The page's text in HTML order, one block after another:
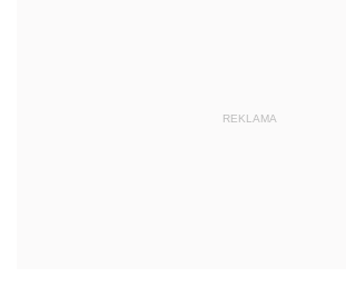
REKLAMA